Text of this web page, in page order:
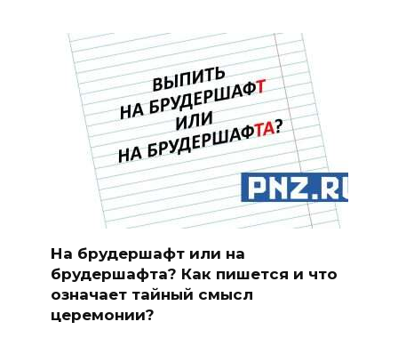
На брудершафт или на
брудершафта? Как пишется и что
означает тайный смысл
церемонии?